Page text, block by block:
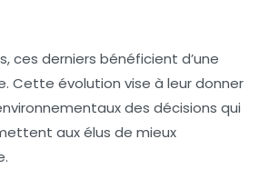
ces derniers bénéficient d’une
. Cette évolution vise à leur donner
des décisions qui
aux élus de mieux